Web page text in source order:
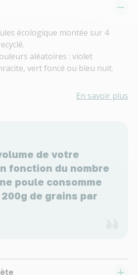
écologique montée sur 4
aléatoires : violet
vert foncé ou bleu nuit.
En savoir plus
de votre
fonction du nombre
poule consomme
de grains par